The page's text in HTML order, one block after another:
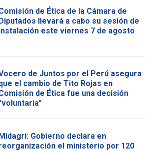
de Ética de la Cámara de
llevará a cabo su sesión de
este viernes 7 de agosto
de Juntos por el Perú asegura
el cambio de Tito Rojas en
de Ética fue una decisión
Gobierno declara en
el ministerio por 120